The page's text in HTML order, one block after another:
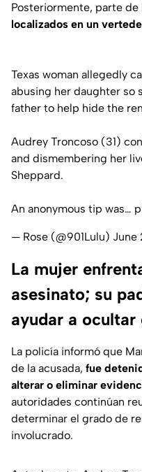
Posteriormente, parte de
localizados en un
Texas woman allegedly
abusing her daughter so
father to help hide the
Audrey Troncoso (31)
and dismembering her
Sheppard.
An anonymous tip was…
— Rose (@901Lulu) June
La mujer
asesinato; su
ayudar a ocultar
La policía informó que
de la acusada, fue
alterar o eliminar
autoridades continúan
determinar el grado de
involucrado.